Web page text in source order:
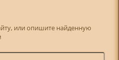
или опишите найденную